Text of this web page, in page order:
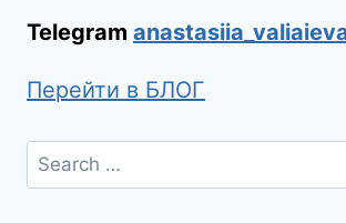
Telegram
Перейти в БЛОГ